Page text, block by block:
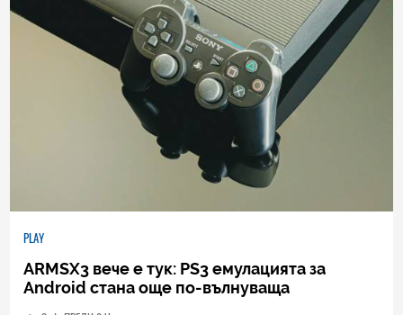
PLAY
ARMSX3 вече е тук: PS3 емулацията за
Android стана още по-вълнуваща